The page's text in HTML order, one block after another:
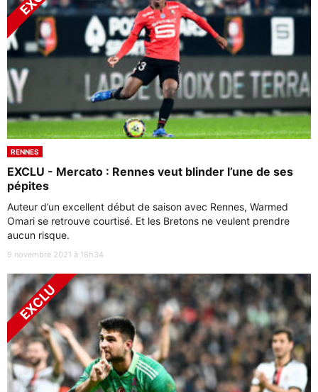
RENNES
EXCLU - Mercato : Rennes veut blinder l’une de ses
pépites
Auteur d’un excellent début de saison avec Rennes, Warmed
Omari se retrouve courtisé. Et les Bretons ne veulent prendre
aucun risque.
9 novembre 2021 à 18h34